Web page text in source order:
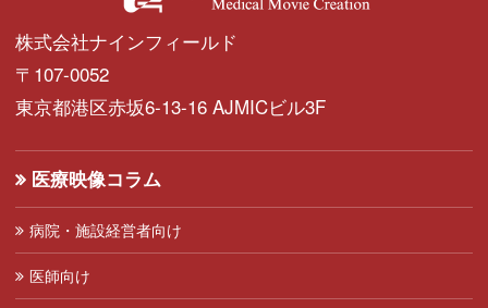
株式会社ナインフィールド
〒107-0052
東京都港区赤坂6-13-16 AJMICビル3F
医療映像コラム
病院・施設経営者向け
医師向け